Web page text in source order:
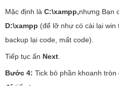
Mặc định là C:\xampp,nhưng Bạn
D:\xampp (để lỡ như có cài lại
backup lại code, mất code).
Tiếp tục ấn Next.
Bước 4: Tick bỏ phần khoanh